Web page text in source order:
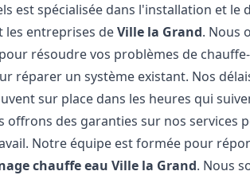
est spécialisée dans l'installation et le
les entreprises deVille la Grand. Nous
résoudre vos problèmes de
réparer un système existant. Nos
sur place dans les heures qui
des garanties sur nos services
Notre équipe est formée pour
chauffe eau Ville la Grand. Nous